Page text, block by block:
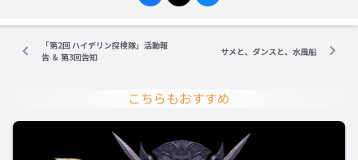
「第2回 ハイデリン探検隊」活動報
告 ＆ 第3回告知
サメと、ダンスと、水風船
こちらもおすすめ